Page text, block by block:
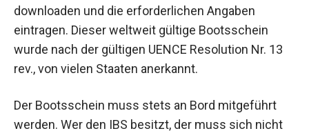
downloaden und die erforderlichen Angaben
eintragen. Dieser weltweit gültige Bootsschein
wurde nach der gültigen UENCE Resolution Nr. 13
rev., von vielen Staaten anerkannt.
Der Bootsschein muss stets an Bord mitgeführt
werden. Wer den IBS besitzt, der muss sich nicht